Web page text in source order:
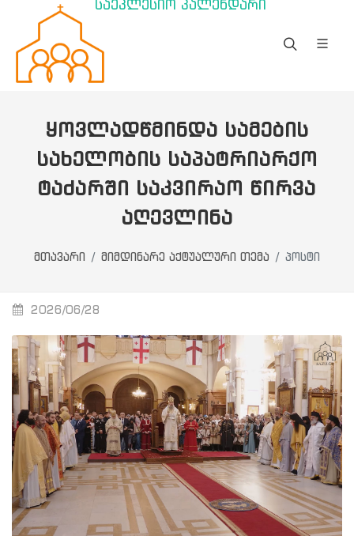
საეკლესიო კალენდარი
ᲧᲝᲕᲚᲐᲓᲬᲛᲘᲜᲓᲐ ᲡᲐᲛᲔᲑᲘᲡ
ᲡᲐᲮᲔᲚᲝᲑᲘᲡ ᲡᲐᲞᲐᲢᲠᲘᲐᲠᲥᲝ
ᲢᲐᲫᲐᲠᲨᲘ ᲡᲐᲙᲕᲘᲠᲐᲝ ᲬᲘᲠᲕᲐ
ᲐᲦᲔᲕᲚᲘᲜᲐ
მთავარი მიმდინარე აქტუალური თემა პოსტი
2026/06/28